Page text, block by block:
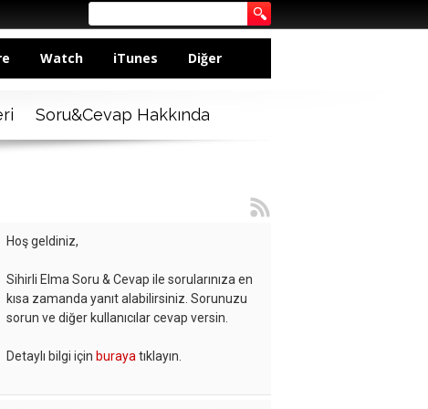
Watch iTunes Diğer
Soru&Cevap Hakkında
Hoş geldiniz,
Sihirli Elma Soru & Cevap ile sorularınıza en
kısa zamanda yanıt alabilirsiniz. Sorunuzu
sorun ve diğer kullanıcılar cevap versin.
Detaylı bilgi için buraya tıklayın.